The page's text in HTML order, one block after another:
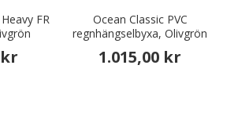
FR
Ocean Classic PVC
regnhängselbyxa, Olivgrön
1.015,00 kr